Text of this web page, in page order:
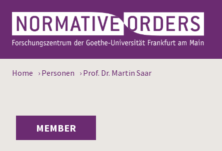
Home › Personen › Prof. Dr. Martin Saar
MEMBER